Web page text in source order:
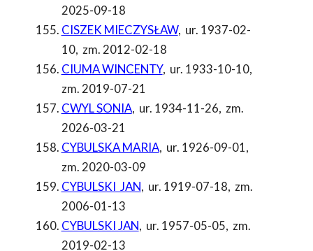
2025-09-18
CISZEK MIECZYSŁAW, ur. 1937-02-
10, zm. 2012-02-18
CIUMA WINCENTY, ur. 1933-10-10,
zm. 2019-07-21
CWYL SONIA, ur. 1934-11-26, zm.
2026-03-21
CYBULSKA MARIA, ur. 1926-09-01,
zm. 2020-03-09
CYBULSKI JAN, ur. 1919-07-18, zm.
2006-01-13
CYBULSKI JAN, ur. 1957-05-05, zm.
2019-02-13